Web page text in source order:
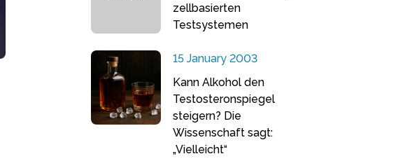
zellbasierten
Testsystemen
15 January 2003
Kann Alkohol den
Testosteronspiegel
steigern? Die
Wissenschaft sagt:
„Vielleicht“